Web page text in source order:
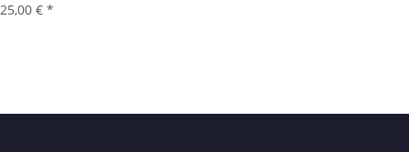
25,00 € *